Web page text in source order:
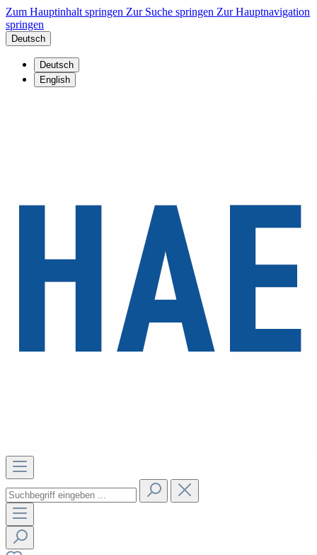
Zum Hauptinhalt springen Zur Suche springen Zur Hauptnavigation
springen
Deutsch
Deutsch
English